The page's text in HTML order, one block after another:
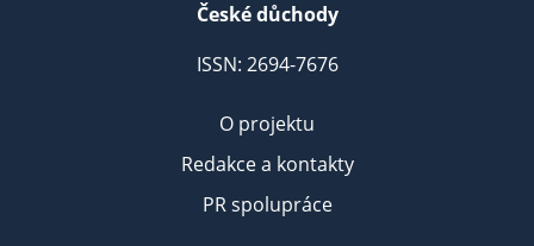
České důchody
ISSN: 2694-7676
O projektu
Redakce a kontakty
PR spolupráce